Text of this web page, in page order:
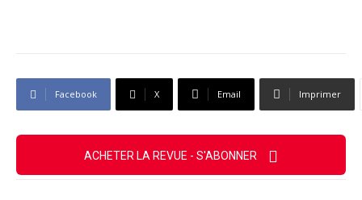
Facebook X Email Imprimer
ACHETER LA REVUE - S'ABONNER